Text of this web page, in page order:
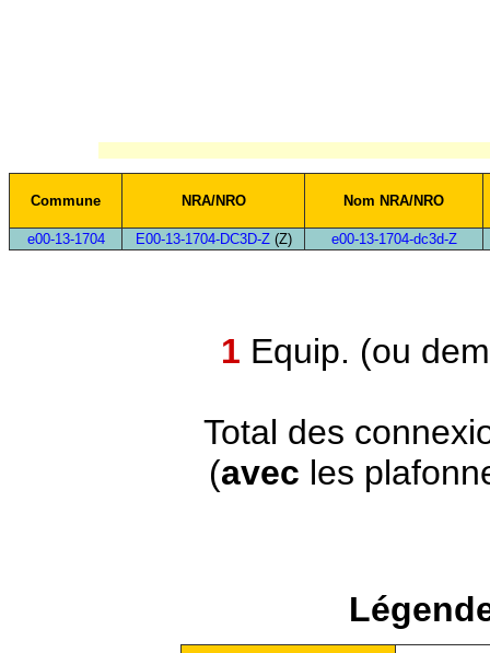
Commune NRA/NRO Nom NRA/NRO
e00-13-1704 E00-13-1704-DC3D-Z(Z) e00-13-1704-dc3d-Z
1 Equip. (ou
Total des
(avec les